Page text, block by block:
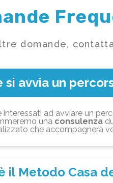
domande,
si avvia un
interessati ad avviare un
una consulenza
che accompagnerà
il Metodo Casa